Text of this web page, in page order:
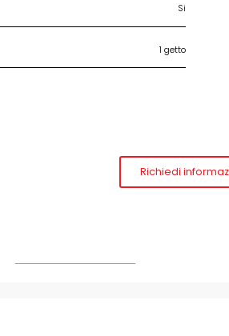
Si
1 getto
Richiedi